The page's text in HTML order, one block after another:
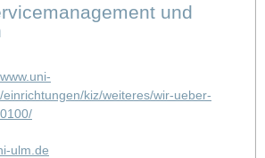
und
einrichtungen/kiz/weiteres/wir-ueber-
ulm.de